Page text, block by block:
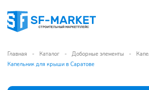
Главная Каталог Доборные элементы
Капельник для крыши в Саратове